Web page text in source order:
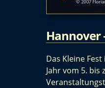
Hannover
Das Kleine
Jahr vom 5. bis